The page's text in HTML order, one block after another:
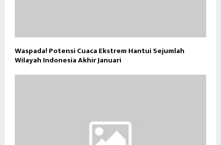
Waspada! Potensi Cuaca Ekstrem Hantui Sejumlah
Wilayah Indonesia Akhir Januari